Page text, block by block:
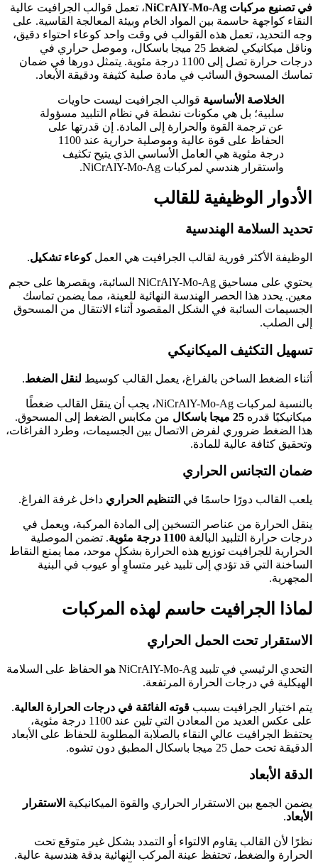
في تصنيع مركبات NiCrAlY-Mo-Ag
، تعمل قوالب الجرافيت عالية
النقاء كواجهة حاسمة بين المواد الخام وبيئة المعالجة القاسية. على
وجه التحديد، تعمل هذه القوالب في وقت واحد كوعاء احتواء دقيق،
وناقل ميكانيكي لضغط 25 ميجا باسكال، وموصل حراري في
درجات حرارة تصل إلى 1100 درجة مئوية. يتمثل دورها في ضمان
تماسك المسحوق السائب في مادة صلبة كثيفة ودقيقة الأبعاد.
الخلاصة الأساسية قوالب الجرافيت ليست حاويات
سلبية؛ بل هي مكونات نشطة في نظام التلبيد مسؤولة
عن ترجمة القوة والحرارة إلى المادة. إن قدرتها على
الحفاظ على قوة عالية وموصلية حرارية عند 1100
درجة مئوية هي العامل الأساسي الذي يتيح تكثيف
واستقرار هندسي لمركبات NiCrAlY-Mo-Ag.
الأدوار الوظيفية للقالب
تحديد السلامة الهندسية
الوظيفة الأكثر فورية لقالب الجرافيت هي العملكوعاء تشكيل.
يحتوي على مساحيق NiCrAlY-Mo-Ag السائبة، ويقصرها على حجم
معين. يحدد هذا الحصر الهندسة النهائية للعينة، مما يضمن تماسك
الجسيمات السائبة في الشكل المقصود أثناء الانتقال من المسحوق
إلى الصلب.
تسهيل التكثيف الميكانيكي
أثناء الضغط الساخن بالفراغ، يعمل القالب كوسيط لنقل الضغط.
بالنسبة لمركبات NiCrAlY-Mo-Ag، يجب أن ينقل القالب ضغطًا
ميكانيكيًا قدره 25 ميجا باسكال
من مكابس الضغط إلى المسحوق.
هذا الضغط ضروري لفرض الاتصال بين الجسيمات، وطرد الفراغات،
وتحقيق كثافة عالية للمادة.
ضمان التجانس الحراري
يلعب القالب دورًا حاسمًا في التنظيم الحراري داخل غرفة الفراغ.
ينقل الحرارة من عناصر التسخين إلى المادة المركبة، ويعمل في
درجات حرارة التلبيد البالغة 1100 درجة مئوية
. تضمن الموصلية
الحرارية للجرافيت توزيع هذه الحرارة بشكل موحد، مما يمنع النقاط
الساخنة التي قد تؤدي إلى تلبيد غير متساوٍ أو عيوب في البنية
المجهرية.
لماذا الجرافيت حاسم لهذه المركبات
الاستقرار تحت الحمل الحراري
التحدي الرئيسي في تلبيد NiCrAlY-Mo-Ag هو الحفاظ على السلامة
الهيكلية في درجات الحرارة المرتفعة.
يتم اختيار الجرافيت بسبب قوته الفائقة في درجات الحرارة العالية.
على عكس العديد من المعادن التي تلين عند 1100 درجة مئوية،
يحتفظ الجرافيت عالي النقاء بالصلابة المطلوبة للحفاظ على الأبعاد
الدقيقة تحت حمل 25 ميجا باسكال المطبق دون تشوه.
الدقة الأبعاد
يضمن الجمع بين الاستقرار الحراري والقوة الميكانيكية الاستقرار
الأبعاد.
نظرًا لأن القالب يقاوم الالتواء أو التمدد بشكل غير متوقع تحت
الحرارة والضغط، تحتفظ عينة المركب النهائية بدقة هندسية عالية.